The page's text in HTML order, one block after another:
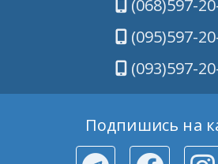
(068)597-
(095)597-
(093)597-
Подпишись на